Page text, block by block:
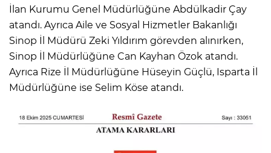
İlan Kurumu Genel Müdürlüğüne Abdülkadir Çay
atandı. Ayrıca Aile ve Sosyal Hizmetler Bakanlığı
Sinop İl Müdürü Zeki Yıldırım görevden alınırken,
Sinop İl Müdürlüğüne Can Kayhan Özok atandı.
Ayrıca Rize İl Müdürlüğüne Hüseyin Güçlü, Isparta İl
Müdürlüğüne ise Selim Köse atandı.